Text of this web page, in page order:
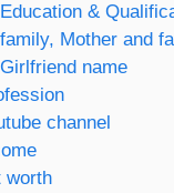
&
Mother and
name
channel
worth